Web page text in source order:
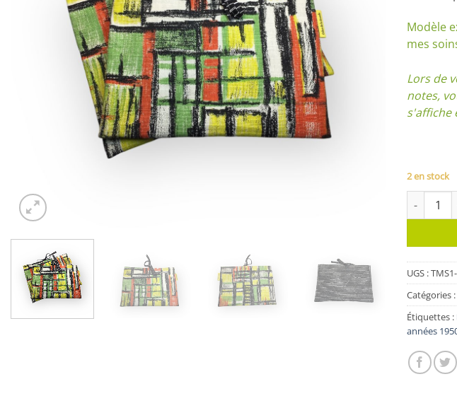
Modèle
mes
Lors de
notes,
s'affiche
2 en stock
quantité
UGS :
Catégories :
Étiquettes :
années